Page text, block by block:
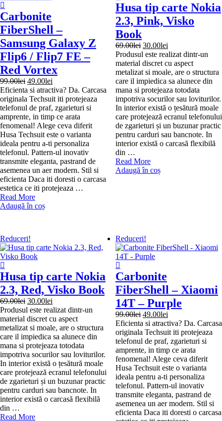
Carbonite
FiberShell –
Samsung Galaxy Z
Flip6 / Flip7 FE –
Red Vortex
99.00lei Prețul
inițial
a
fost:
99.00lei.
49.00lei
curent
este:
49.00lei.
Eficienta si atractiva? Da. Carcasa
originala Techsuit iti protejeaza
telefonul de praf, zgarieturi si
amprente, in timp ce arata
fenomenal! Alege ceva diferit
Husa Techsuit este o varianta
ideala pentru a-ti personaliza
telefonul. Pattern-ul inovativ
transmite eleganta, pastrand de
asemenea un aer modern. Stil si
eficienta Daca iti doresti o carcasa
estetica ce iti protejeaza …
Carbonite
FiberShell
Z
Flip6
/
Flip7
FE
–
Red
Vortex
Read More
Adaugă în coș
Husa tip carte Nokia
2.3, Pink, Visko
Book
69.00lei Prețul
inițial
a
fost:
69.00lei.
30.00leiPrețul
curent
este:
30.00lei.
Produsul este realizat dintr-un
material discret cu aspect
metalizat si moale, are o structura
care il impiedica sa alunece din
mana si protejeaza totodata
impotriva socurilor sau loviturilor.
In interior există o țesătură moale
care protejează ecranul telefonului
de zgarieturi și un buzunar practic
pentru carduri sau bancnote. In
interior există o carcasă flexibilă
din …
Husa
tip
Read More
Adaugă în coș
Reduceri!
Husa tip carte Nokia
2.3, Red, Visko Book
69.00lei Prețul
inițial
a
fost:
69.00lei.
30.00lei
curent
este:
30.00lei.
Produsul este realizat dintr-un
material discret cu aspect
metalizat si moale, are o structura
care il impiedica sa alunece din
mana si protejeaza totodata
impotriva socurilor sau loviturilor.
In interior există o țesătură moale
care protejează ecranul telefonului
de zgarieturi și un buzunar practic
pentru carduri sau bancnote. In
interior există o carcasă flexibilă
din …
Husa
Read More
Reduceri!
Carbonite
FiberShell – Xiaomi
14T – Purple
99.00lei Prețul
inițial
a
fost:
99.00lei.
49.00leiPrețul
curent
este:
49.00lei.
Eficienta si atractiva? Da. Carcasa
originala Techsuit iti protejeaza
telefonul de praf, zgarieturi si
amprente, in timp ce arata
fenomenal! Alege ceva diferit
Husa Techsuit este o varianta
ideala pentru a-ti personaliza
telefonul. Pattern-ul inovativ
transmite eleganta, pastrand de
asemenea un aer modern. Stil si
eficienta Daca iti doresti o carcasa